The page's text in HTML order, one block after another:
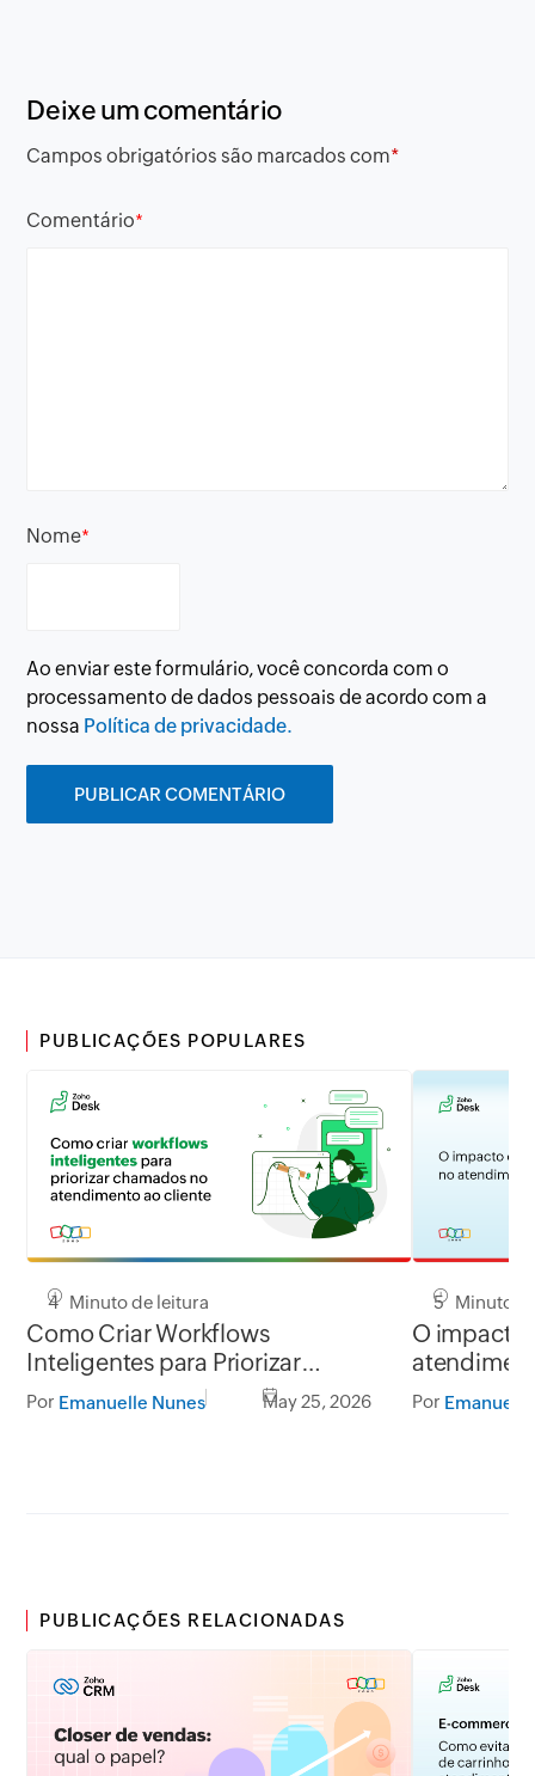
Deixe um comentário
Campos obrigatórios são marcados com*
Comentário*
Nome*
Ao enviar este formulário, você concorda com o
processamento de dados pessoais de acordo com a
nossa Política de privacidade.
PUBLICAÇÕES POPULARES
4 Minuto de leitura
Como Criar Workflows
Inteligentes para Priorizar
Chamados
Por Emanuelle Nunes May 25, 2026
5 Minuto
O impacto
Por
PUBLICAÇÕES RELACIONADAS